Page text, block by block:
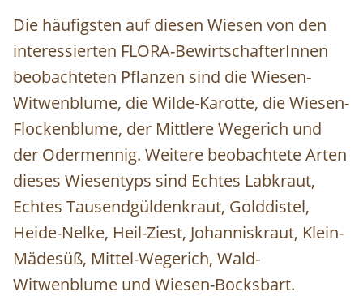
Die häufigsten auf diesen Wiesen von den
interessierten FLORA-BewirtschafterInnen
beobachteten Pflanzen sind die Wiesen-
Witwenblume, die Wilde-Karotte, die Wiesen-
Flockenblume, der Mittlere Wegerich und
der Odermennig. Weitere beobachtete Arten
dieses Wiesentyps sind Echtes Labkraut,
Echtes Tausendgüldenkraut, Golddistel,
Heide-Nelke, Heil-Ziest, Johanniskraut, Klein-
Mädesüß, Mittel-Wegerich, Wald-
Witwenblume und Wiesen-Bocksbart.